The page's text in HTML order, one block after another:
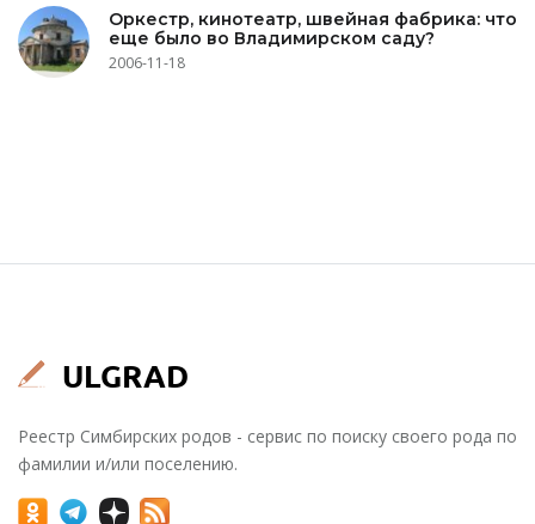
Оркестр, кинотеатр, швейная фабрика: что
еще было во Владимирском саду?
2006-11-18
Реестр Симбирских родов - сервис по поиску своего рода по
фамилии и/или поселению.